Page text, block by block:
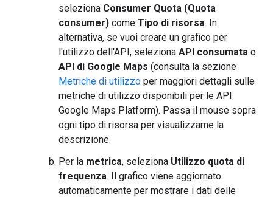
seleziona Consumer Quota (Quota
consumer) come Tipo di risorsa. In
alternativa, se vuoi creare un grafico per
l'utilizzo dell'API, seleziona API consumata o
API di Google Maps (consulta la sezione
Metriche di utilizzo per maggiori dettagli sulle
metriche di utilizzo disponibili per le API
Google Maps Platform). Passa il mouse sopra
ogni tipo di risorsa per visualizzarne la
descrizione.
Per la metrica, seleziona Utilizzo quota di
frequenza. Il grafico viene aggiornato
automaticamente per mostrare i dati delle